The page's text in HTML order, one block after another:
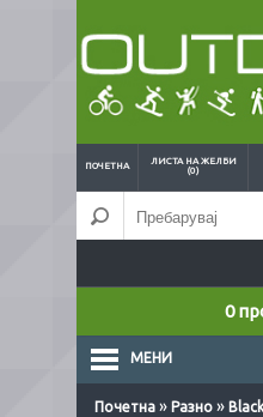
ПОЧЕТНА
ЛИСТА НА ЖЕЛБИ
(0)
0
МЕНИ
Почетна » Разно »